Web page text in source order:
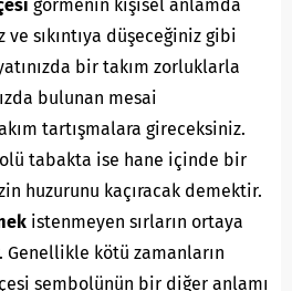
görmenin kişisel anlamda
ve sıkıntıya düşeceğiniz gibi
bir takım zorluklarla
bulunan mesai
tartışmalara gireceksiniz.
tabakta ise hane içinde bir
huzurunu kaçıracak demektir.
istenmeyen sırların ortaya
Genellikle kötü zamanların
sembolünün bir diğer anlamı